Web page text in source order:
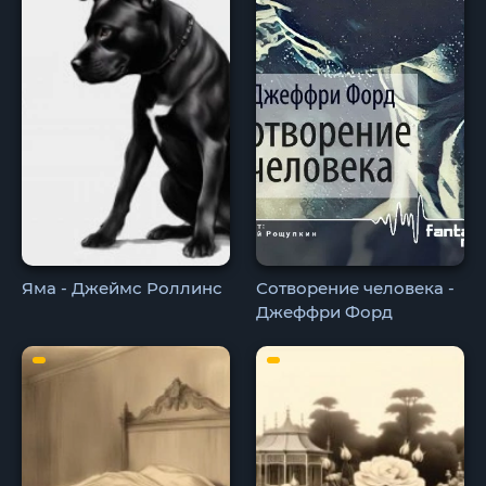
Яма - Джеймс Роллинс
Сотворение человека -
Джеффри Форд